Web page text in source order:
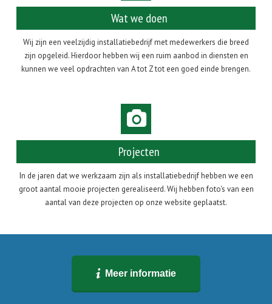
Wat we doen
Wij zijn een veelzijdig installatiebedrijf met medewerkers die breed
zijn opgeleid. Hierdoor hebben wij een ruim aanbod in diensten en
kunnen we veel opdrachten van A tot Z tot een goed einde brengen.
Projecten
In de jaren dat we werkzaam zijn als installatiebedrijf hebben we een
groot aantal mooie projecten gerealiseerd. Wij hebben foto's van een
aantal van deze projecten op onze website geplaatst.
Meer informatie